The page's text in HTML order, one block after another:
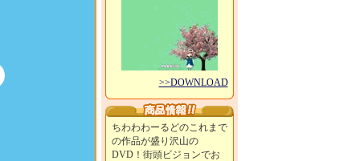
>>DOWNLOAD
ちわわわーるどのこれまで
の作品が盛り沢山の
DVD！街頭ビジョンでお